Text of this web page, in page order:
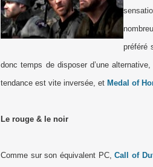
préféré
donc temps de disposer d’une
tendance est vite inversée, et Medal of
Le rouge & le noir
Comme sur son équivalent PC,Call of